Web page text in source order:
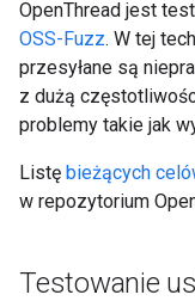
OpenThread jest
OSS-Fuzz. W tej
przesyłane są
z dużą
problemy takie jak
Listę bieżących
w repozytorium
Testowanie